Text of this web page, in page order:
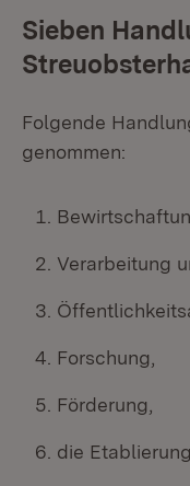
Sieben
Folgende
genommen:
Verarbeitung
Forschung,
Förderung,
die